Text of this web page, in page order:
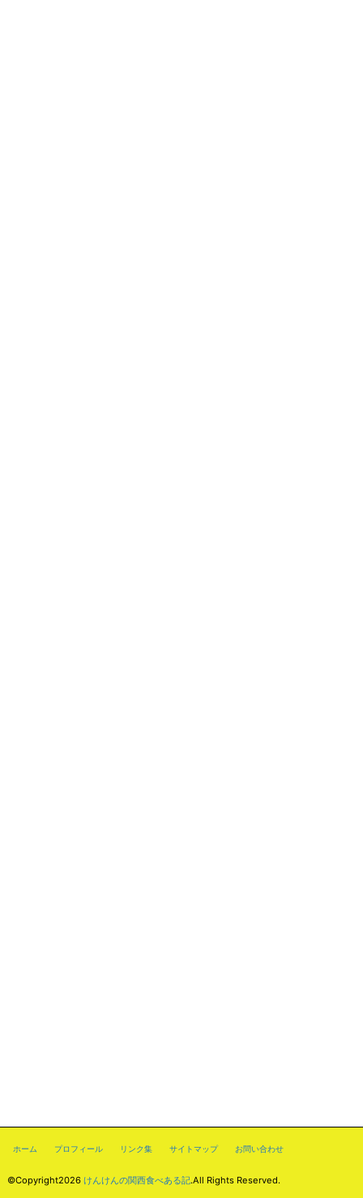
ホーム プロフィール リンク集 サイトマップ お問い合わせ
©Copyright2026 けんけんの関西食べある記.All Rights Reserved.